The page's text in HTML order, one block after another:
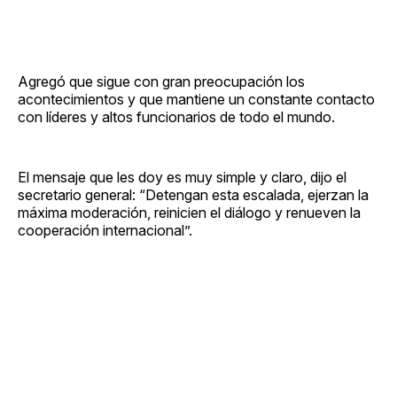
Agregó que sigue con gran preocupación los
acontecimientos y que mantiene un constante contacto
con líderes y altos funcionarios de todo el mundo.
El mensaje que les doy es muy simple y claro, dijo el
secretario general: “Detengan esta escalada, ejerzan la
máxima moderación, reinicien el diálogo y renueven la
cooperación internacional”.